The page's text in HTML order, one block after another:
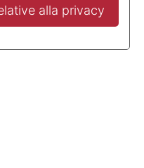
alla privacy